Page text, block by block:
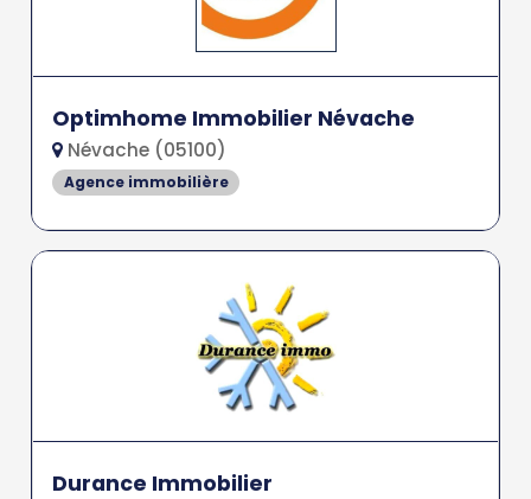
Optimhome Immobilier Névache
Névache (05100)
Agence immobilière
Durance Immobilier